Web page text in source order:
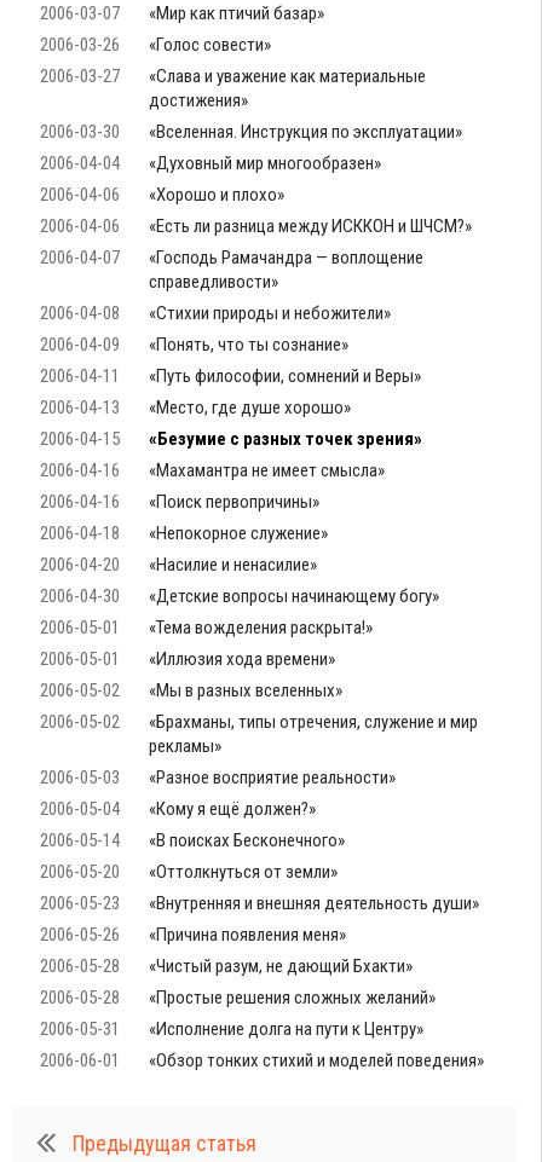
2006-03-07
«Мир как птичий базар»
2006-03-26
«Голос совести»
2006-03-27
«Слава и уважение как материальные
достижения»
2006-03-30
«Вселенная. Инструкция по эксплуатации»
2006-04-04
«Духовный мир многообразен»
2006-04-06
«Хорошо и плохо»
2006-04-06
«Есть ли разница между ИСККОН и ШЧСМ?»
2006-04-07
«Господь Рамачандра — воплощение
справедливости»
2006-04-08
«Стихии природы и небожители»
2006-04-09
«Понять, что ты сознание»
2006-04-11
«Путь философии, сомнений и Веры»
2006-04-13
«Место, где душе хорошо»
2006-04-15
«Безумие с разных точек зрения»
2006-04-16
«Махамантра не имеет смысла»
2006-04-16
«Поиск первопричины»
2006-04-18
«Непокорное служение»
2006-04-20
«Насилие и ненасилие»
2006-04-30
«Детские вопросы начинающему богу»
2006-05-01
«Тема вожделения раскрыта!»
2006-05-01
«Иллюзия хода времени»
2006-05-02
«Мы в разных вселенных»
2006-05-02
«Брахманы, типы отречения, служение и мир
рекламы»
2006-05-03
«Разное восприятие реальности»
2006-05-04
«Кому я ещё должен?»
2006-05-14
«В поисках Бесконечного»
2006-05-20
«Оттолкнуться от земли»
2006-05-23
«Внутренняя и внешняя деятельность души»
2006-05-26
«Причина появления меня»
2006-05-28
«Чистый разум, не дающий Бхакти»
2006-05-28
«Простые решения сложных желаний»
2006-05-31
«Исполнение долга на пути к Центру»
2006-06-01
«Обзор тонких стихий и моделей поведения»
Предыдущая статья